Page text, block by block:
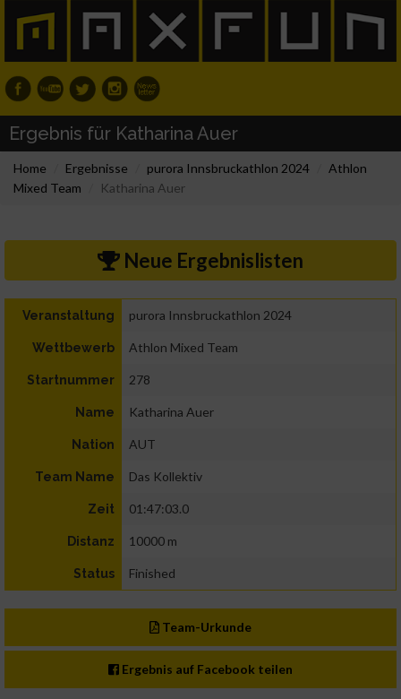
Ergebnis für Katharina Auer
Home Ergebnisse purora Innsbruckathlon 2024
Athlon
Mixed Team
Katharina Auer
Neue Ergebnislisten
Veranstaltung purora Innsbruckathlon 2024
Wettbewerb Athlon Mixed Team
Startnummer 278
Name Katharina Auer
Nation AUT
Team Name Das Kollektiv
Zeit 01:47:03.0
Distanz 10000 m
Status Finished
Team-Urkunde
Ergebnis auf Facebook teilen